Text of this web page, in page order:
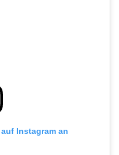
Instagram an